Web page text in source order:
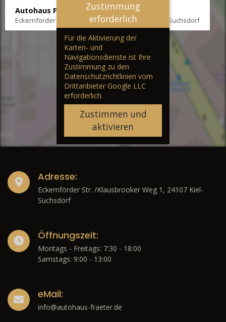
Autohaus Fräter
Eckernförder Str. /Klausbrooker Weg 1, 24107 Kiel-Suchsdorf
Zustimmung
erforderlich
Für die Aktivierung der
Karten- und
Navigationsdienste ist Ihre
Zustimmung zu den
Datenschutzrichtlinien vom
Drittanbieter Google LLC
erforderlich.
Zustimmen und
aktivieren
Adresse:
Eckernförder Str. /Klausbrooker Weg 1, 24107 Kiel-
Suchsdorf
Öffnungszeit:
Montags - Freitags: 7:30 - 18:00
Samstags: 9:00 - 13:00
eMail:
info@autohaus-fraeter.de